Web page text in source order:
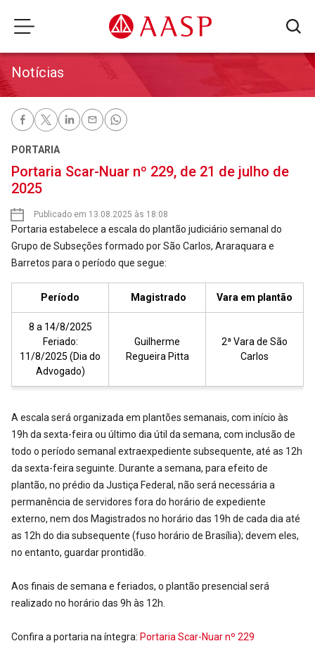
Notícias
PORTARIA
Portaria Scar-Nuar nº 229, de 21 de julho de
2025
Publicado em 13.08.2025 às 18:08
Portaria estabelece a escala do plantão judiciário semanal do
Grupo de Subseções formado por São Carlos, Araraquara e
Barretos para o período que segue:
Período Magistrado Vara em plantão
8 a 14/8/2025
Feriado:
11/8/2025 (Dia do
Advogado)
Guilherme
Regueira Pitta
2ª Vara de São
Carlos
A escala será organizada em plantões semanais, com início às
19h da sexta-feira ou último dia útil da semana, com inclusão de
todo o período semanal extraexpediente subsequente, até as 12h
da sexta-feira seguinte. Durante a semana, para efeito de
plantão, no prédio da Justiça Federal, não será necessária a
permanência de servidores fora do horário de expediente
externo, nem dos Magistrados no horário das 19h de cada dia até
as 12h do dia subsequente (fuso horário de Brasília); devem eles,
no entanto, guardar prontidão.
Aos finais de semana e feriados, o plantão presencial será
realizado no horário das 9h às 12h.
Confira a portaria na íntegra: Portaria Scar-Nuar nº 229